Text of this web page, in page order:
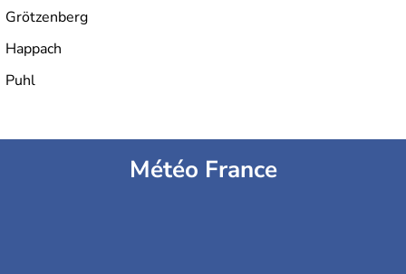
Grötzenberg
Happach
Puhl
Météo France